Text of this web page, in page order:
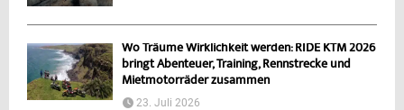
Wo Träume Wirklichkeit werden: RIDE KTM 2026
bringt Abenteuer, Training, Rennstrecke und
Mietmotorräder zusammen
23. Juli 2026